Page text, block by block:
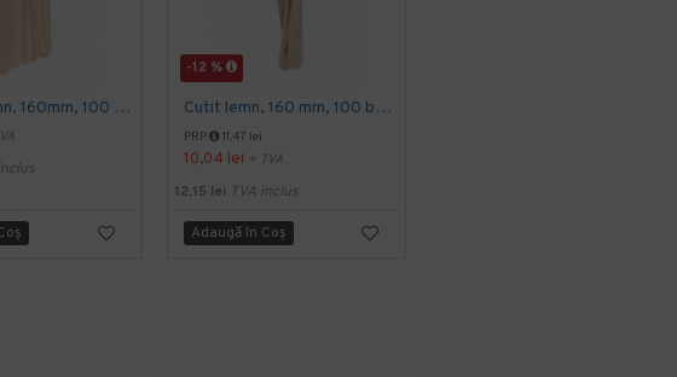
Lingura lemn, 160mm, 100 buc./set
-12 %
Cutit lemn, 160 mm, 100 buc/set
PRP 11,47 lei
10,04 lei + TVA
12,15 lei TVA inclus
Adaugă în Coş